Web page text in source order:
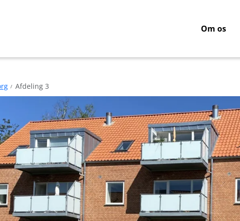
Om os
Afdeling 3